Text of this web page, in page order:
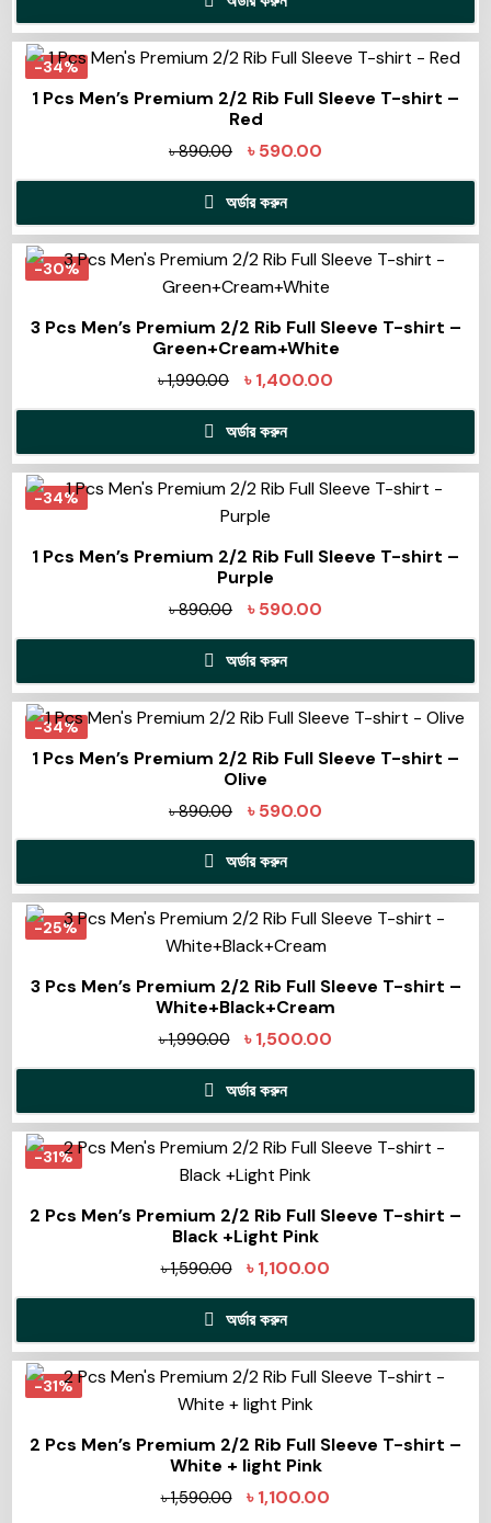
-34%
1 Pcs Men’s Premium 2/2 Rib Full Sleeve T-shirt –
Red
৳890.00 ৳590.00
অর্ডার করুন
-30%
3 Pcs Men’s Premium 2/2 Rib Full Sleeve T-shirt –
Green+Cream+White
৳1,990.00 ৳1,400.00
অর্ডার করুন
-34%
1 Pcs Men’s Premium 2/2 Rib Full Sleeve T-shirt –
Purple
৳890.00 ৳590.00
অর্ডার করুন
-34%
1 Pcs Men’s Premium 2/2 Rib Full Sleeve T-shirt –
Olive
৳890.00 ৳590.00
অর্ডার করুন
-25%
3 Pcs Men’s Premium 2/2 Rib Full Sleeve T-shirt –
White+Black+Cream
৳1,990.00 ৳1,500.00
অর্ডার করুন
-31%
2 Pcs Men’s Premium 2/2 Rib Full Sleeve T-shirt –
Black +Light Pink
৳1,590.00 ৳1,100.00
অর্ডার করুন
-31%
2 Pcs Men’s Premium 2/2 Rib Full Sleeve T-shirt –
White + light Pink
৳1,590.00 ৳1,100.00